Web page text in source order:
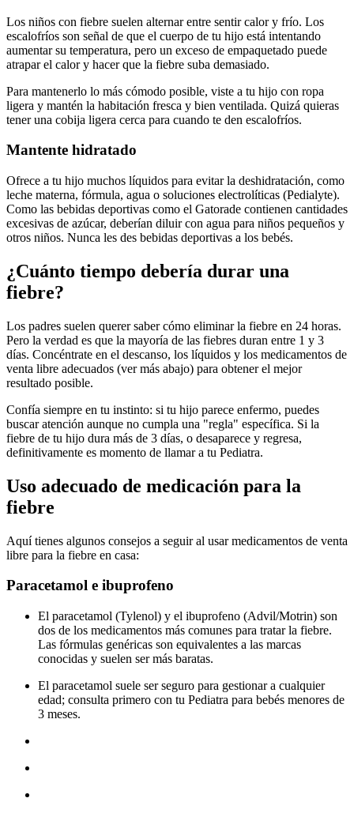
Los niños con fiebre suelen alternar entre sentir calor y frío. Los
escalofríos son señal de que el cuerpo de tu hijo está intentando
aumentar su temperatura, pero un exceso de empaquetado puede
atrapar el calor y hacer que la fiebre suba demasiado.
Para mantenerlo lo más cómodo posible, viste a tu hijo con ropa
ligera y mantén la habitación fresca y bien ventilada. Quizá quieras
tener una cobija ligera cerca para cuando te den escalofríos.
Mantente hidratado
Ofrece a tu hijo muchos líquidos para evitar la deshidratación, como
leche materna, fórmula, agua o soluciones electrolíticas (Pedialyte).
Como las bebidas deportivas como el Gatorade contienen cantidades
excesivas de azúcar, deberían diluir con agua para niños pequeños y
otros niños. Nunca les des bebidas deportivas a los bebés.
¿Cuánto tiempo debería durar una
fiebre?
Los padres suelen querer saber cómo eliminar la fiebre en 24 horas.
Pero la verdad es que la mayoría de las fiebres duran entre 1 y 3
días. Concéntrate en el descanso, los líquidos y los medicamentos de
venta libre adecuados (ver más abajo) para obtener el mejor
resultado posible.
Confía siempre en tu instinto: si tu hijo parece enfermo, puedes
buscar atención aunque no cumpla una "regla" específica. Si la
fiebre de tu hijo dura más de 3 días, o desaparece y regresa,
definitivamente es momento de llamar a tu Pediatra.
Uso adecuado de medicación para la
fiebre
Aquí tienes algunos consejos a seguir al usar medicamentos de venta
libre para la fiebre en casa:
Paracetamol e ibuprofeno
El paracetamol (Tylenol) y el ibuprofeno (Advil/Motrin) son
dos de los medicamentos más comunes para tratar la fiebre.
Las fórmulas genéricas son equivalentes a las marcas
conocidas y suelen ser más baratas.
El paracetamol suele ser seguro para gestionar a cualquier
edad; consulta primero con tu Pediatra para bebés menores de
3 meses.